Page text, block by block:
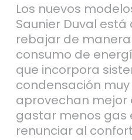
Los nuevos
Saunier Duval
rebajar de
consumo de
que incorpora
condensación
aprovechan mejor
gastar menos gas
renunciar al